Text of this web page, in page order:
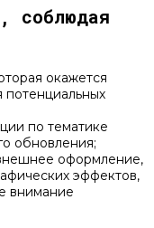
соблюдая
окажется
потенциальных
по тематике
обновления;
оформление,
эффектов,
внимание